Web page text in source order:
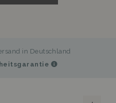
in Deutschland